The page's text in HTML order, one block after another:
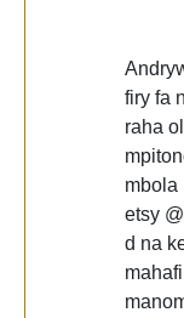
firy fa
raha
mbola
etsy
d na